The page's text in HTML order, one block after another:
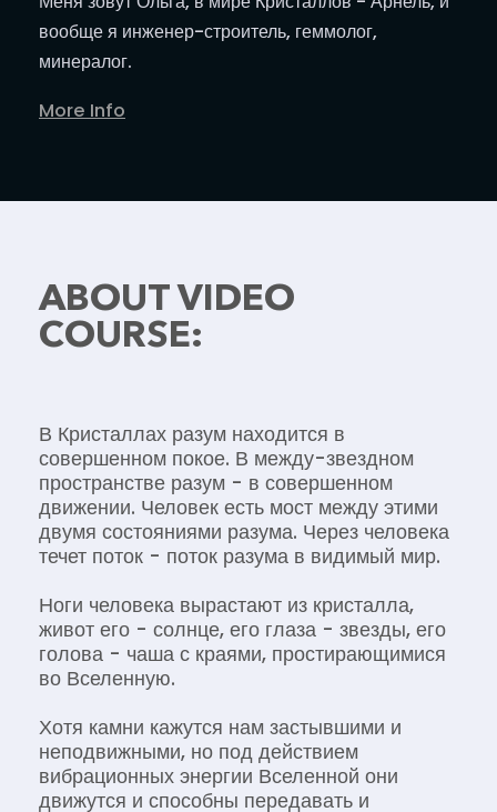
вообще я инженер-строитель, геммолог,
минералог.
More Info
ABOUT VIDEO
COURSE:
В Кристаллах разум находится в
совершенном покое. В между-звездном
пространстве разум - в совершенном
движении. Человек есть мост между этими
двумя состояниями разума. Через человека
течет поток - поток разума в видимый мир.
Ноги человека вырастают из кристалла,
живот его - солнце, его глаза - звезды, его
голова - чаша с краями, простирающимися
во Вселенную.
Хотя камни кажутся нам застывшими и
неподвижными, но под действием
вибрационных энергии Вселенной они
движутся и способны передавать и